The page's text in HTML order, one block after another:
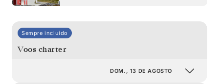
Sempre incluído
Voos charter
DOM., 13 DE AGOSTO